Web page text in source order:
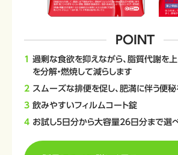
POINT
過剰な食欲を抑えながら、脂質代謝を
を分解・燃焼して減らします
スムーズな排便を促し、肥満に伴う便
飲みやすいフィルムコート錠
お試し5日分から大容量26日分まで選